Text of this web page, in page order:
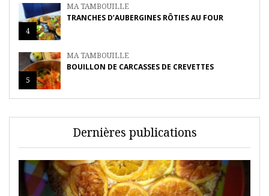
4
MA TAMBOUILLE
TRANCHES D’AUBERGINES RÔTIES AU FOUR
5
MA TAMBOUILLE
BOUILLON DE CARCASSES DE CREVETTES
Dernières publications